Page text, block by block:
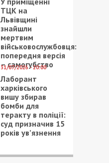
ТЦК на
Львівщині
знайшли
мертвим
військовослужбовця:
попередня версія
– самогубство
31/07/2026 - 20:00
Лаборант
харківського
вишу збирав
бомби для
теракту в поліції:
суд призначив 15
років ув’язнення